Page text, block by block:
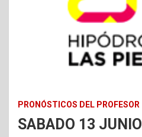
PRONÓSTICOS DEL PROFESOR
SABADO 13 JUNIO